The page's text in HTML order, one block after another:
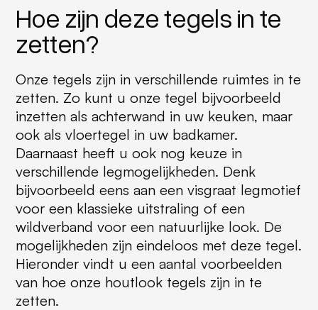
Hoe zijn deze tegels in te
zetten?
Onze tegels zijn in verschillende ruimtes in te
zetten. Zo kunt u onze tegel bijvoorbeeld
inzetten als achterwand in uw keuken, maar
ook als vloertegel in uw badkamer.
Daarnaast heeft u ook nog keuze in
verschillende legmogelijkheden. Denk
bijvoorbeeld eens aan een visgraat legmotief
voor een klassieke uitstraling of een
wildverband voor een natuurlijke look. De
mogelijkheden zijn eindeloos met deze tegel.
Hieronder vindt u een aantal voorbeelden
van hoe onze houtlook tegels zijn in te
zetten.